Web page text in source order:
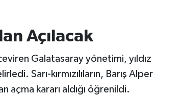
Açılacak
Galatasaray yönetimi, yıldız
Sarı-kırmızılıların, Barış Alper
açma kararı aldığı öğrenildi.